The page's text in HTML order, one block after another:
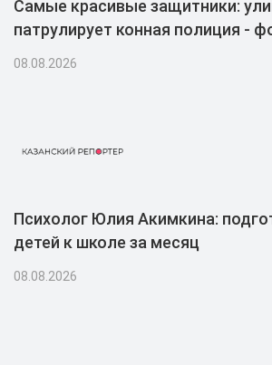
Самые красивые защитники:
патрулирует конная полиция -
– Новости
08.08.2026
Психолог Юлия Акимкина:
детей к школе за месяц
08.08.2026